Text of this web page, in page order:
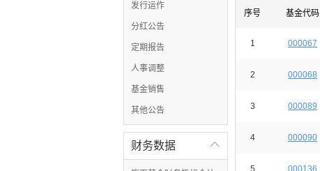
发行运作
分红公告
定期报告
人事调整
基金销售
其他公告

财务数据
序号 基金代码
1 000067
2 000068
3 000089
4 000090
5 000136